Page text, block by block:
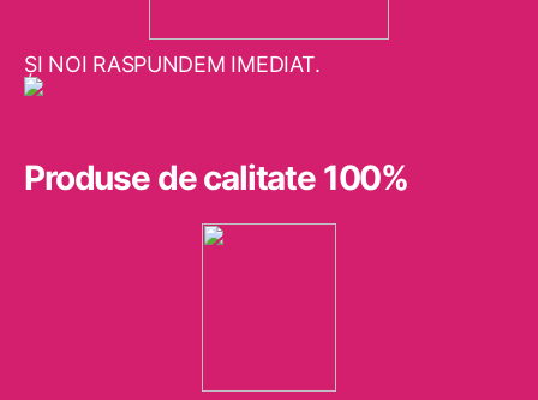
ŞI NOI RASPUNDEM IMEDIAT.
Produse de calitate 100%